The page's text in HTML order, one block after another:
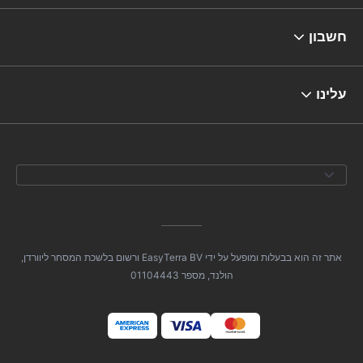
חשבון
עלינו
אתר זה הוא בבעלות ומופעל על ידי EasyTerra BV ורשום בלשכת המסחר ליוורדן,
הולנד, מספר 01104443